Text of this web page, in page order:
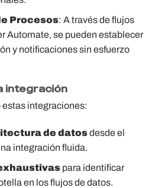
Procesos: A través de flujos
Automate, se pueden establecer
y notificaciones sin esfuerzo
integración
integraciones:
de datosdesde el
integración fluida.
para identificar
en los flujos de datos.